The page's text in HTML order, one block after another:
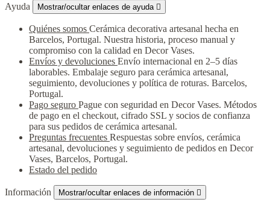
Ayuda Mostrar/ocultar enlaces de ayuda 
Quiénes somos Cerámica decorativa artesanal hecha en
Barcelos, Portugal. Nuestra historia, proceso manual y
compromiso con la calidad en Decor Vases.
Envíos y devoluciones Envío internacional en 2–5 días
laborables. Embalaje seguro para cerámica artesanal,
seguimiento, devoluciones y política de roturas. Barcelos,
Portugal.
Pago seguro Pague con seguridad en Decor Vases. Métodos
de pago en el checkout, cifrado SSL y socios de confianza
para sus pedidos de cerámica artesanal.
Preguntas frecuentes Respuestas sobre envíos, cerámica
artesanal, devoluciones y seguimiento de pedidos en Decor
Vases, Barcelos, Portugal.
Estado del pedido
Información Mostrar/ocultar enlaces de información 